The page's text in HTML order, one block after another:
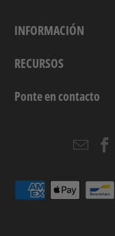
INFORMACIÓN
RECURSOS
Ponte en contacto